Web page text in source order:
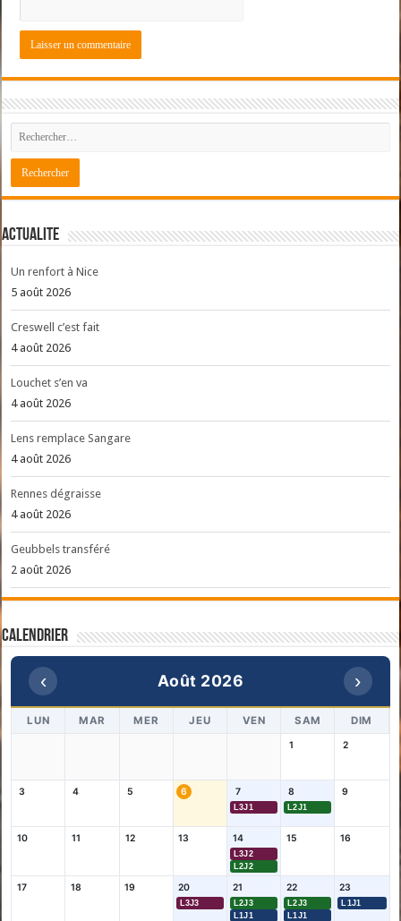
ACTUALITE
Un renfort à Nice
5 août 2026
Creswell c’est fait
4 août 2026
Louchet s’en va
4 août 2026
Lens remplace Sangare
4 août 2026
Rennes dégraisse
4 août 2026
Geubbels transféré
2 août 2026
Calendrier
‹ Août 2026 ›
LUN MAR MER JEU VEN SAM DIM
1 2
3 4 5 6 7
L3J1
8
L2J1
9
10 11 12 13 14
L3J2
L2J2
15 16
17 18 19 20
L3J3
21
L2J3
L1J1
22
L2J3
L1J1
23
L1J1